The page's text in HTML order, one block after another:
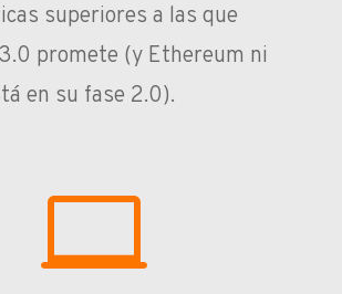
superiores a las que
promete (y Ethereum ni
en su fase 2.0).
